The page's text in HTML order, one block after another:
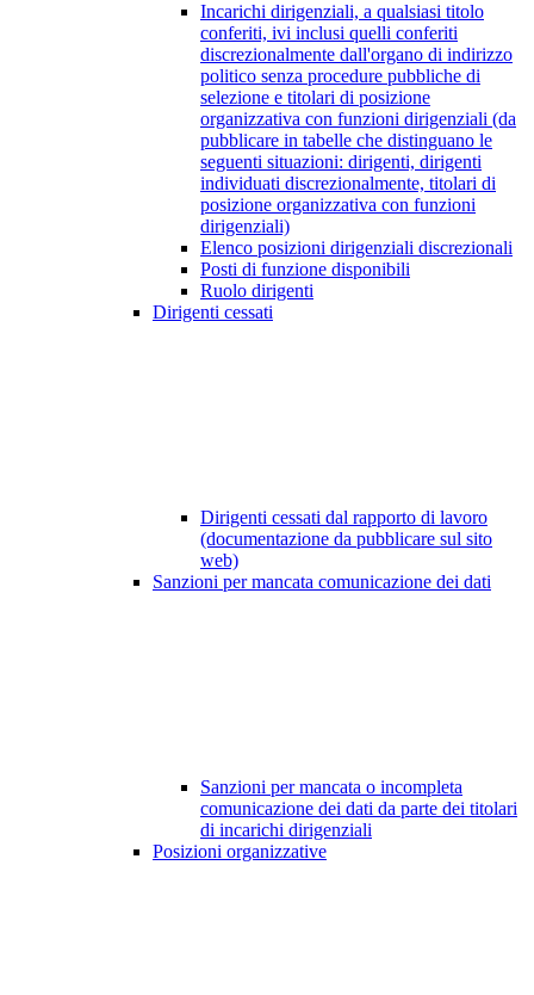
Incarichi dirigenziali, a qualsiasi titolo
conferiti, ivi inclusi quelli conferiti
discrezionalmente dall'organo di indirizzo
politico senza procedure pubbliche di
selezione e titolari di posizione
organizzativa con funzioni dirigenziali (da
pubblicare in tabelle che distinguano le
seguenti situazioni: dirigenti, dirigenti
individuati discrezionalmente, titolari di
posizione organizzativa con funzioni
dirigenziali)
Elenco posizioni dirigenziali discrezionali
Posti di funzione disponibili
Ruolo dirigenti
Dirigenti cessati
Dirigenti cessati dal rapporto di lavoro
(documentazione da pubblicare sul sito
web)
Sanzioni per mancata comunicazione dei dati
Sanzioni per mancata o incompleta
comunicazione dei dati da parte dei titolari
di incarichi dirigenziali
Posizioni organizzative